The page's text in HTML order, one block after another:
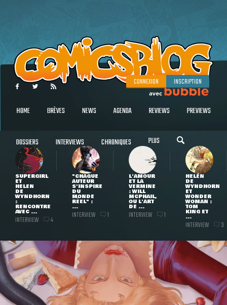
CONNEXION INSCRIPTION
HOME BRÈVES NEWS AGENDA REVIEWS PREVIEWS
DOSSIERS INTERVIEWS CHRONIQUES PLUS
SUPERGIRL
ET
HELEN
DE
WYNDHORN
:
RENCONTRE
AVEC ...
INTERVIEW 4
"CHAQUE
AUTEUR
S'INSPIRE
DU
MONDE
RÉEL" :
...
INTERVIEW 1
L'AMOUR
ET LA
VERMINE
: WILL
MCPHAIL,
OU L'ART
DE ...
INTERVIEW 1
HELEN
DE
WYNDHORN
ET
WONDER
WOMAN :
TOM
KING ET
...
INTERVIEW 3